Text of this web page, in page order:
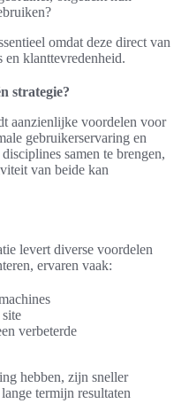
omdat deze direct van
en klanttevredenheid.
strategie?
aanzienlijke voordelen voor
gebruikerservaring en
samen te brengen,
van beide kan
levert diverse voordelen
ervaren vaak:
verbeterde
hebben, zijn sneller
termijn resultaten